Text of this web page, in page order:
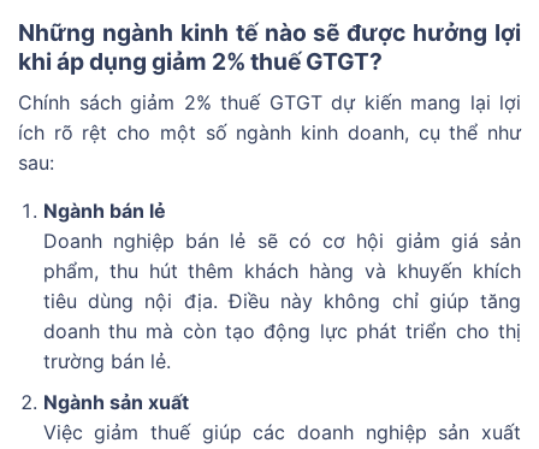
Những ngành kinh tế nào sẽ được hưởng lợi
khi áp dụng giảm 2% thuế GTGT?
Chính sách giảm 2% thuế GTGT dự kiến mang lại lợi
ích rõ rệt cho một số ngành kinh doanh, cụ thể như
sau:
Ngành bán lẻ
Doanh nghiệp bán lẻ sẽ có cơ hội giảm giá sản
phẩm, thu hút thêm khách hàng và khuyến khích
tiêu dùng nội địa. Điều này không chỉ giúp tăng
doanh thu mà còn tạo động lực phát triển cho thị
trường bán lẻ.
Ngành sản xuất
Việc giảm thuế giúp các doanh nghiệp sản xuất